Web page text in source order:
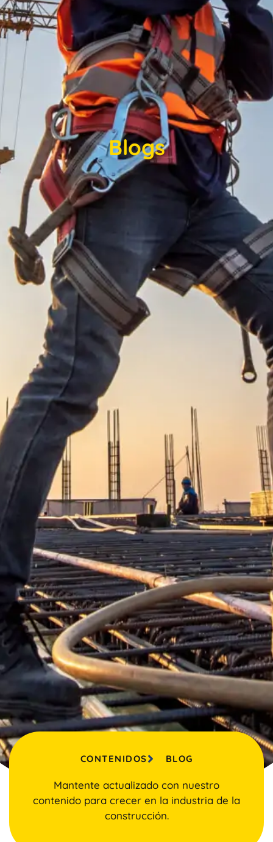
Blogs
CONTENIDOS BLOG
Mantente actualizado con nuestro
contenido para crecer en la industria de la
construcción.